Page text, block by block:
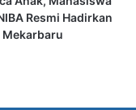
Resmi Hadirkan
Mekarbaru